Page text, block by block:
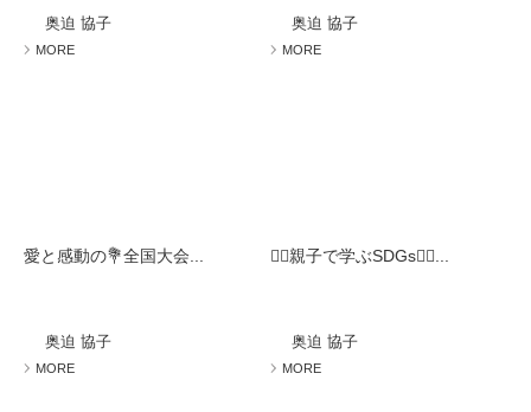
奥迫 協子
MORE
奥迫 協子
MORE
愛と感動の💐全国大会...
奥迫 協子
MORE
🧚‍♀️親子で学ぶSDGs🧚‍♀️...
奥迫 協子
MORE